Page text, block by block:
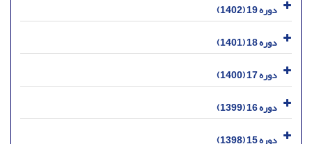
دوره 19 (1402)
دوره 18 (1401)
دوره 17 (1400)
دوره 16 (1399)